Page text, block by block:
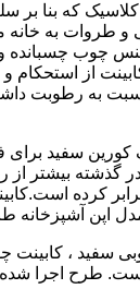
که بنا
به خانه
چوب چسبانده
از
به رطوبت
سفید
گذشته بیشتر از
کرده
اپن
سفید ، کابینت
طرح اجرا شده